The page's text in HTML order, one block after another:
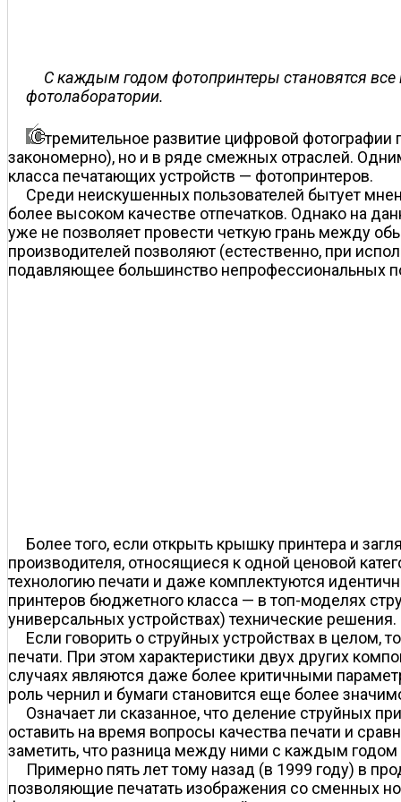
С каждым годом фотопринтеры становятся
фотолаборатории.
тремительное развитие цифровой
закономерно), но и в ряде смежных отраслей.
класса печатающих устройств — фотопринтеров.
Среди неискушенных пользователей бытует
более высоком качестве отпечатков. Однако на
уже не позволяет провести четкую грань между
производителей позволяют (естественно, при
подавляющее большинство непрофессиональных
Более того, если открыть крышку принтера и
производителя, относящиеся к одной ценовой
технологию печати и даже комплектуются
принтеров бюджетного класса — в топ-моделях
универсальных устройствах) технические решения.
Если говорить о струйных устройствах в
печати. При этом характеристики двух других
случаях являются даже более критичными
роль чернил и бумаги становится еще более
Означает ли сказанное, что деление струйных
оставить на время вопросы качества печати и
заметить, что разница между ними с каждым годом
Примерно пять лет тому назад (в 1999 году) в
позволяющие печатать изображения со сменных